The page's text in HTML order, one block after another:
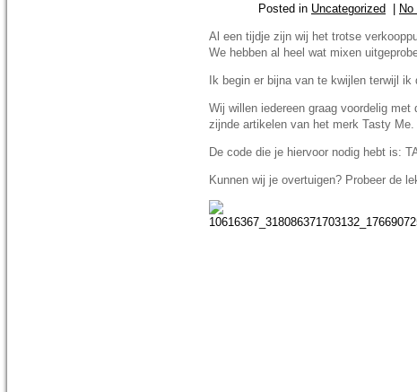
Posted in Uncategorized |
Al een tijdje zijn wij het trotse
We hebben al heel wat mixen
Ik begin er bijna van te kwijlen terwijl
Wij willen iedereen graag voordelig
zijnde artikelen van het merk Tasty Me.
De code die je hiervoor nodig hebt is:
Kunnen wij je overtuigen? Probeer de